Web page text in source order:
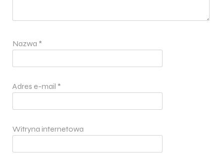
Nazwa *
Adres e-mail *
Witryna internetowa